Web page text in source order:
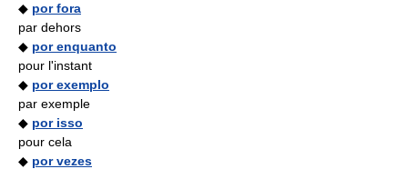
◆ por fora
par dehors
◆ por enquanto
pour l'instant
◆ por exemplo
par exemple
◆ por isso
pour cela
◆ por vezes